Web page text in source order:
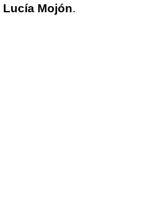
Lucía Mojón.